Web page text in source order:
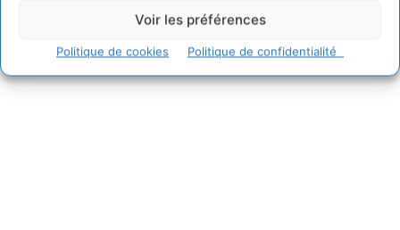
Voir les préférences
Politique de cookies Politique de confidentialité